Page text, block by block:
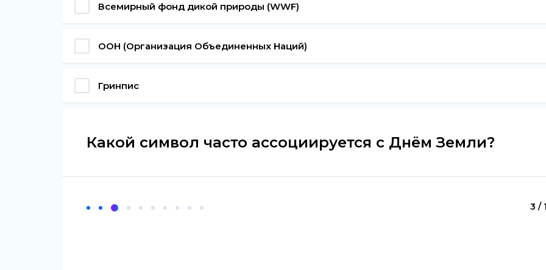
Всемирный фонд дикой природы (WWF)
ООН (Организация Объединенных Наций)
Гринпис
Какой символ часто ассоциируется с Днём Земли?
3 /